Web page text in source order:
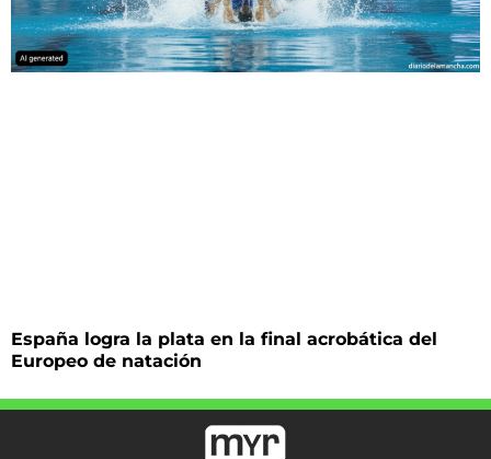
España logra la plata en la final acrobática del
Europeo de natación